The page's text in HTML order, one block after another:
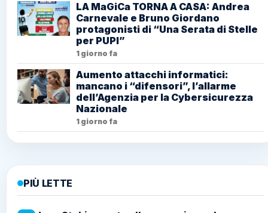
LA MaGiCa TORNA A CASA: Andrea
Carnevale e Bruno Giordano
protagonisti di “Una Serata di Stelle
per PUPI”
1 giorno fa
Aumento attacchi informatici:
mancano i “difensori”, l’allarme
dell’Agenzia per la Cybersicurezza
Nazionale
1 giorno fa
PIÙ LETTE